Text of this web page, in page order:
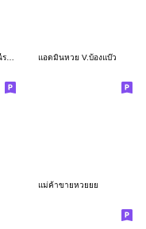
แอดมินหวย V.บ้องแบ๊ว
แม่ค้าขายหวยยย